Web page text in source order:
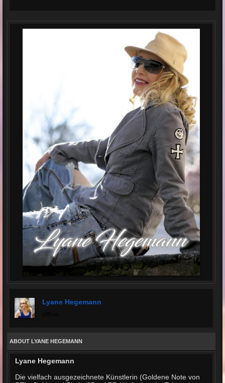
Lyane Hegemann
ABOUT LYANE HEGEMANN
Lyane Hegemann
Die vielfach ausgezeichnete Künstlerin (Goldene Note von